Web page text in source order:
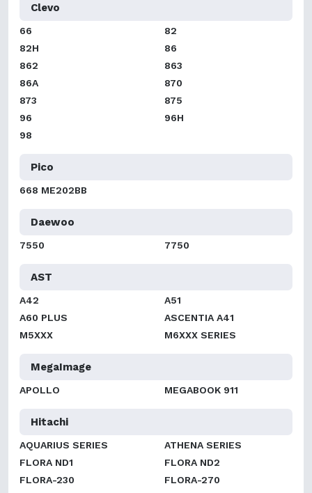
Clevo
66
82
82H
86
862
863
86A
870
873
875
96
96H
98
Pico
668 ME202BB
Daewoo
7550 7750
AST
A42
A51
A60 PLUS
ASCENTIA A41
M5XXX
M6XXX SERIES
MegaImage
APOLLO MEGABOOK 911
Hitachi
AQUARIUS SERIES
ATHENA SERIES
FLORA ND1
FLORA ND2
FLORA-230
FLORA-270